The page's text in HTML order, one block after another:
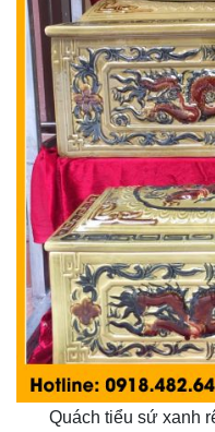
Quách tiểu sứ xanh